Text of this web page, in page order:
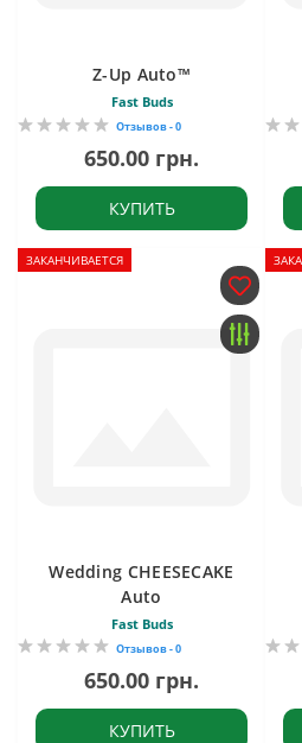
Z-Up Auto™
Fast Buds
Отзывов - 0
650.00 грн.
КУПИТЬ
ЗАКАНЧИВАЕТСЯ
Wedding CHEESECAKE
Auto
Fast Buds
Отзывов - 0
650.00 грн.
КУПИТЬ